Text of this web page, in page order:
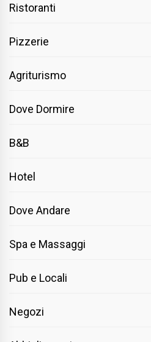
Ristoranti
Pizzerie
Agriturismo
Dove Dormire
B&B
Hotel
Dove Andare
Spa e Massaggi
Pub e Locali
Negozi